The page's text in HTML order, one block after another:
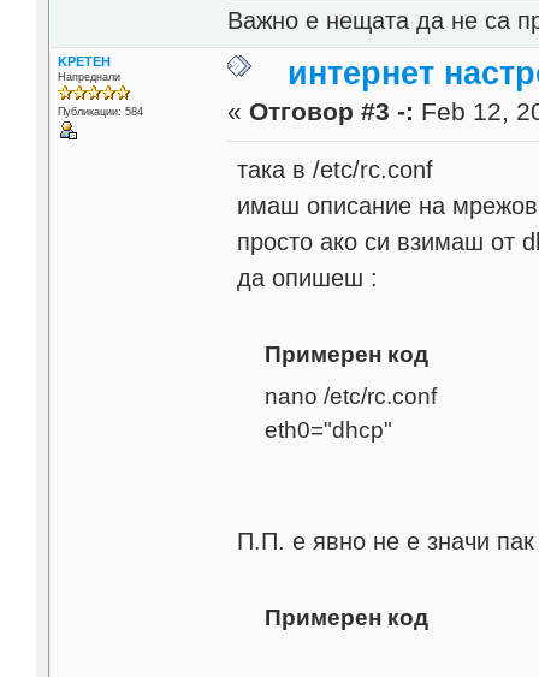
Важно е нещата да не са
KPETEH
Напреднали
Публикации: 584
интернет
« Отговор #3 -: Feb 12,
така в /etc/rc.conf
имаш описание на
просто ако си взимаш от
да опишеш :
Примерен код
nano /etc/rc.conf
eth0="dhcp"
П.П. е явно не е знaчи
Примерен код